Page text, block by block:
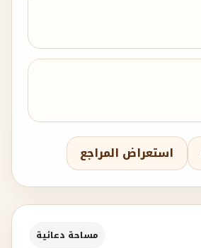
استعراض المراجع
مساحة دعائية